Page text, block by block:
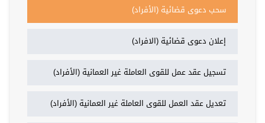
سحب دعوى قضائية (الأفراد)
إعلان دعوى قضائية (الافراد)
تسجيل عقد عمل للقوى العاملة غير العمانية (الأفراد)
تعديل عقد العمل للقوى العاملة غير العمانية (الأفراد)